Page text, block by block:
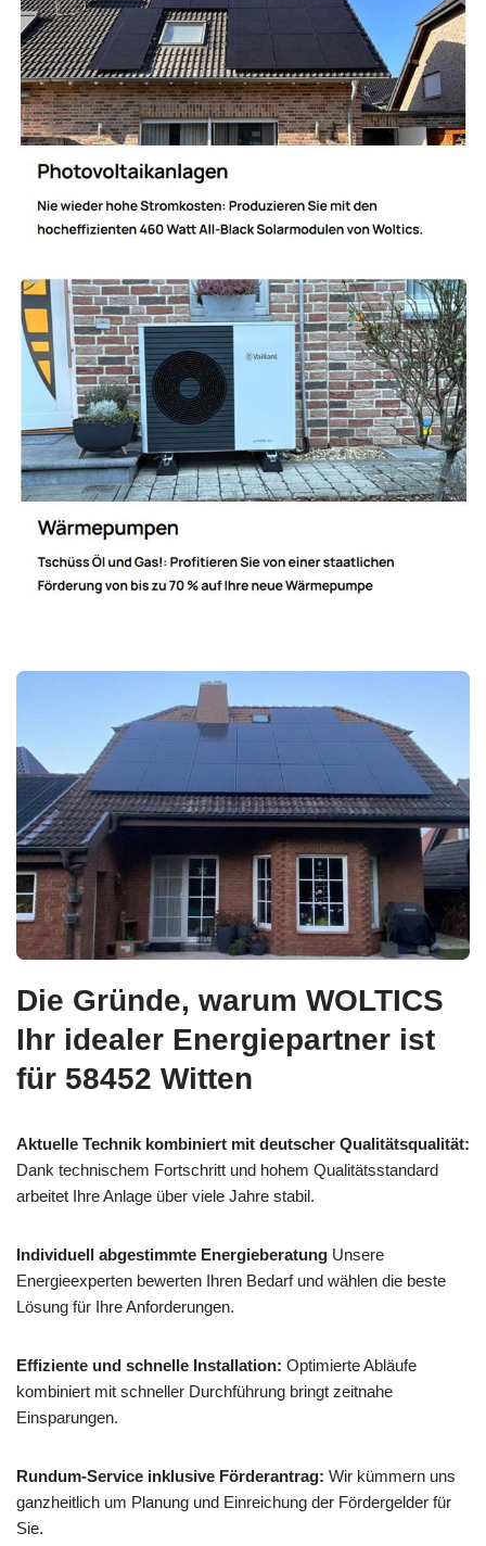
Die Gründe, warum WOLTICS
Ihr idealer Energiepartner ist
für 58452 Witten
Aktuelle Technik kombiniert mit deutscher Qualitätsqualität:
Dank technischem Fortschritt und hohem Qualitätsstandard
arbeitet Ihre Anlage über viele Jahre stabil.
Individuell abgestimmte Energieberatung Unsere
Energieexperten bewerten Ihren Bedarf und wählen die beste
Lösung für Ihre Anforderungen.
Effiziente und schnelle Installation: Optimierte Abläufe
kombiniert mit schneller Durchführung bringt zeitnahe
Einsparungen.
Rundum-Service inklusive Förderantrag: Wir kümmern uns
ganzheitlich um Planung und Einreichung der Fördergelder für
Sie.